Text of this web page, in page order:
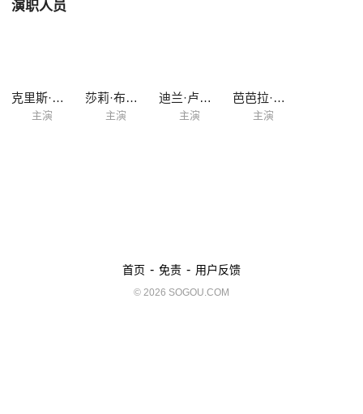
演职人员
克里斯·马歇尔
主演
莎莉·布雷顿
主演
迪兰·卢埃林
主演
芭芭拉·弗林
主演
首页 - 免责 - 用户反馈
© 2026 SOGOU.COM